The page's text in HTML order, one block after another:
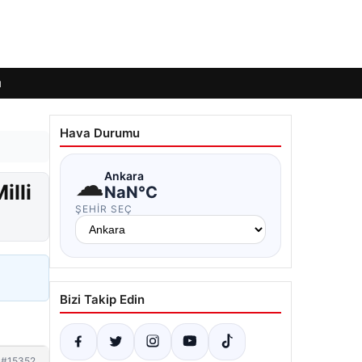
Hava Durumu
☁Ankara
NaN°C
ŞEHIR SEÇ
Bizi Takip Edin